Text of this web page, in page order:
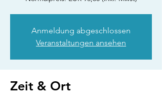
Anmeldung abgeschlossen
Veranstaltungen ansehen
Zeit & Ort